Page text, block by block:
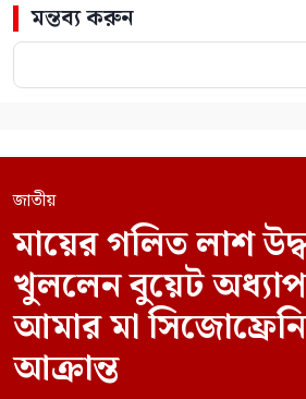
মন্তব্য করুন
জাতীয়
মায়ের গলিত লাশ
খুললেন বুয়েট
আমার মা
আক্রান্ত